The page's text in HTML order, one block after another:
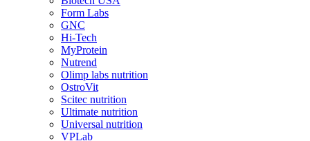
Form Labs
GNC
Hi-Tech
MyProtein
Nutrend
Olimp labs nutrition
OstroVit
Scitec nutrition
Ultimate nutrition
Universal nutrition
VPLab